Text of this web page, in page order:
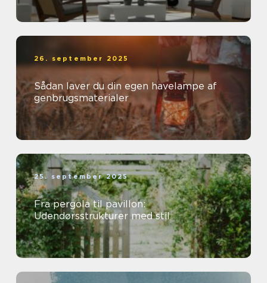
26. september 2025
Sådan laver du din egen havelampe af
genbrugsmaterialer
25. september 2025
Fra pergola til pavillon:
Udendørsstrukturer med stil